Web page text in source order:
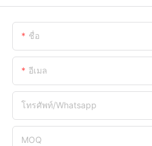
ชื่อ
อีเมล
โทรศัพท์/whatsapp
MOQ